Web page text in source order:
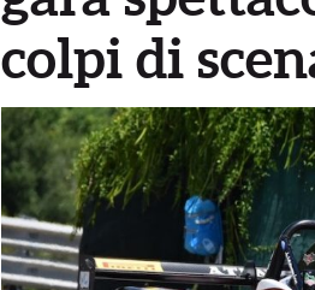
colpi di